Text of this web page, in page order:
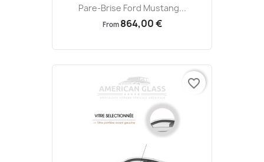
Pare-Brise Ford Mustang...
From 864,00 €
favorite_border